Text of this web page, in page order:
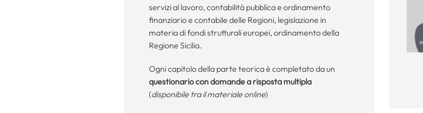
servizi al lavoro, contabilità pubblica e ordinamento
finanziario e contabile delle Regioni, legislazione in
materia di fondi strutturali europei, ordinamento della
Regione Sicilia.
Ogni capitolo della parte teorica è completato da un
questionariocondomande a risposta multipla
(disponibile tra il materiale online)